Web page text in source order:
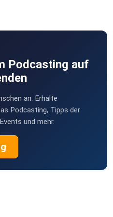
des VfB
Podcasting auf
an. Erhalte
Podcasting, Tipps der
und mehr.